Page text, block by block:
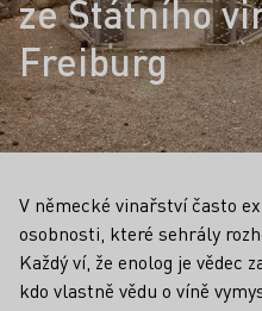
ze Státního
Freiburg
V německé vinařství často
osobnosti, které sehrály
Každý ví, že enolog je vědec
kdo vlastně vědu o víně